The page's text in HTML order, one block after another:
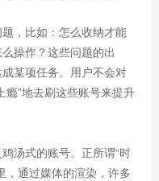
，比如：怎么收纳才能
操作？这些问题的出
某项任务。用户不会对
瘾”地去刷这些账号来提升
汤式的账号。正所谓“时
，通过媒体的渲染，许多